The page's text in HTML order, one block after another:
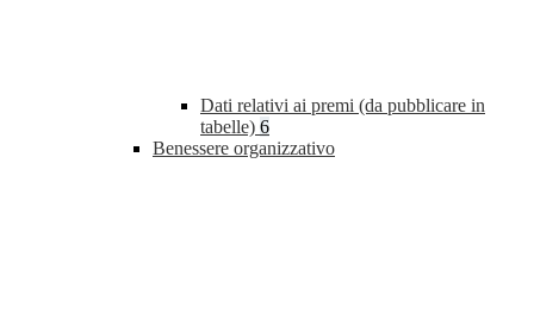
Dati relativi ai premi (da pubblicare in
tabelle) 6
Benessere organizzativo